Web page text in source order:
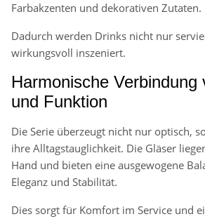
Farbakzenten und dekorativen Zutaten.
Dadurch werden Drinks nicht nur
wirkungsvoll inszeniert.
Harmonische Verbindung
und Funktion
Die Serie überzeugt nicht nur optisch,
ihre Alltagstauglichkeit. Die Gläser
Hand und bieten eine ausgewogene
Eleganz und Stabilität.
Dies sorgt für Komfort im Service und